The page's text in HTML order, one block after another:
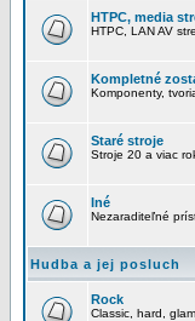
HTPC, media
HTPC, LAN AV
Kompletné
Komponenty,
Staré stroje
Stroje 20 a viac
Iné
Nezaraditeľné
Hudba a jej posluch
Rock
Classic, hard,